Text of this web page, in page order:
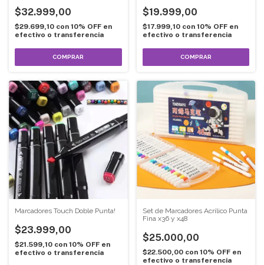
$32.999,00
$29.699,10 con 10% OFF en
efectivo o transferencia
$19.999,00
$17.999,10 con 10% OFF en
efectivo o transferencia
COMPRAR
Marcadores Touch Doble Punta!
$23.999,00
$21.599,10 con 10% OFF en
efectivo o transferencia
Set de Marcadores Acrílico Punta
Fina x36 y x48
$25.000,00
$22.500,00 con 10% OFF en
efectivo o transferencia